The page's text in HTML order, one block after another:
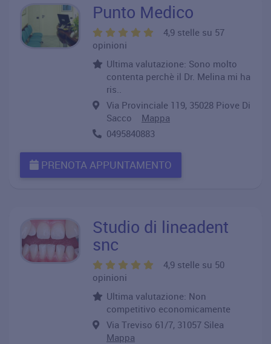
Punto Medico
4,9 stelle su 57
opinioni
Ultima valutazione: Sono molto
contenta perchè il Dr. Melina mi ha
ris..
Via Provinciale 119, 35028 Piove Di
Sacco Mappa
0495840883
PRENOTA APPUNTAMENTO
Studio di lineadent
snc
4,9 stelle su 50
opinioni
Ultima valutazione: Non
competitivo economicamente
Via Treviso 61/7, 31057 Silea
Mappa